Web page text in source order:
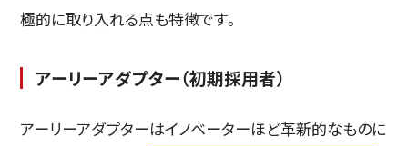
極的に取り入れる点も特徴です。
アーリーアダプター（初期採用者）
アーリーアダプターはイノベーターほど革新的なものに